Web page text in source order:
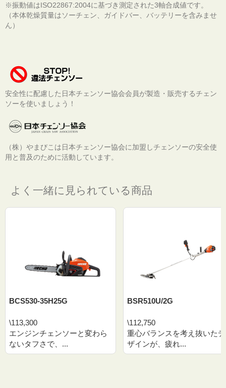
※振動値はISO22867:2004に基づき測定された3軸合成値です。
（本体乾燥質量はソーチェン、ガイドバー、バッテリーを含みませ
ん）
安全性に配慮した日本チェンソー協会会員が製造・販売するチェン
ソーを使いましょう！
（株）やまびこは日本チェンソー協会に加盟しチェンソーの安全使
用と普及のために活動しています。
よく一緒に見られている商品
BCS530-35H25G
\113,300
エンジンチェンソーと変わら
ないタフさで、...
BSR510U/2G
\112,750
重心バランスを考え抜いたデ
ザインが、疲れ...